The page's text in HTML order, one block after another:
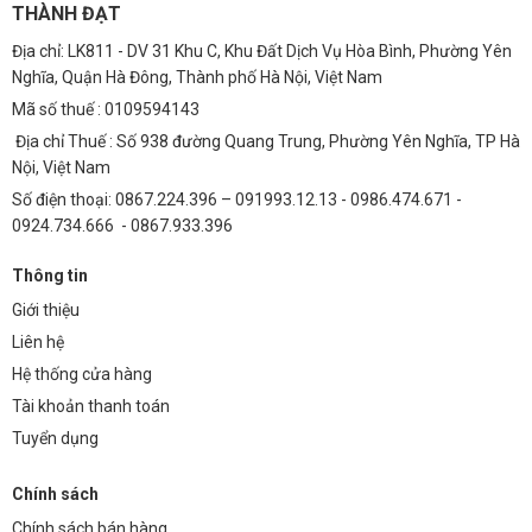
kỹ thuật viên của Thành Đạt LED để được hỗ trợ.
Câu Hỏi Thường Gặp (FAQs)
1. Đèn thả hiện đại vàng 112T6 có phù hợp với không
gian phòng khách nhỏ không?
Có, đèn thả 112T6 có thiết kế nhỏ gọn, phù hợp với nhiều không gian
khác nhau, kể cả phòng khách nhỏ. Bạn có thể lựa chọn kích thước
đèn phù hợp với diện tích phòng.
2. Đèn có dễ dàng vệ sinh không?
Đèn được làm từ sắt sơn tĩnh điện, rất dễ dàng vệ sinh bằng khăn
mềm và nước sạch.
3. Đèn có bảo hành không?
Đèn thả hiện đại vàng 112T6 được bảo hành 12 tháng, đảm bảo
quyền lợi cho khách hàng.
4. Tôi có thể mua đèn ở đâu?
THÀNH ĐẠT
Địa chỉ: LK811 - DV 31 Khu C, Khu Đất Dịch Vụ Hòa Bình, Phường Yên
Nghĩa, Quận Hà Đông, Thành phố Hà Nội, Việt Nam
Mã số thuế : 0109594143
Địa chỉ Thuế : Số 938 đường Quang Trung, Phường Yên Nghĩa, TP Hà
Nội, Việt Nam
Số điện thoại: 0867.224.396 – 091993.12.13 - 0986.474.671 -
0924.734.666 - 0867.933.396
Thông tin
Giới thiệu
Liên hệ
Hệ thống cửa hàng
Tài khoản thanh toán
Tuyển dụng
Chính sách